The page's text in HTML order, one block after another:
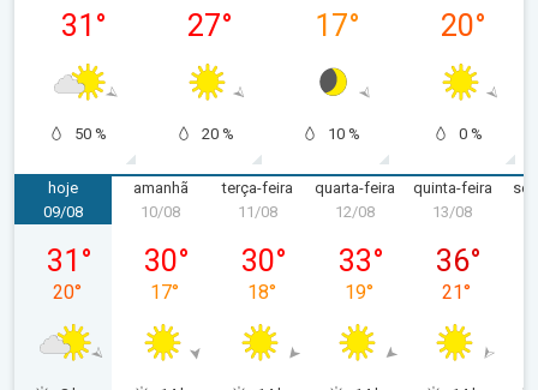
31 °
50 %
27°
20 %
17°
10 %
20°
0 %
hoje
domingo, 09/08
09/08
31 °
20°
amanhã
segunda-feira, 10/08
10/08
30°
17°
terça-feira
terça-feira, 11/08
11/08
30°
18°
quarta-feira
quarta-feira, 12/08
12/08
33°
19°
quinta-feira
13/08
36°
21°